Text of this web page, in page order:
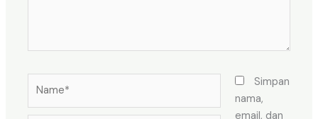
Simpan
nama,
email, dan